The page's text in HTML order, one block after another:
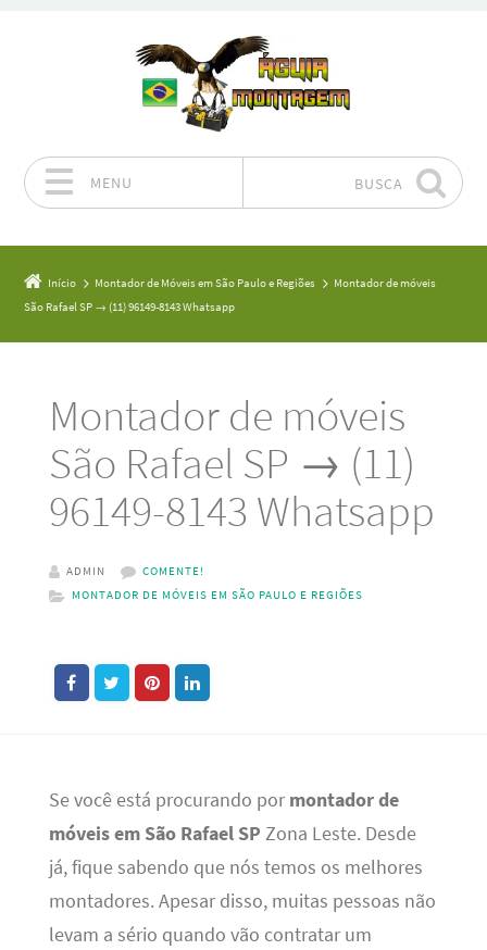
MENU BUSCA
Início Montador de Móveis em São Paulo e Regiões
Montador de móveis
São Rafael SP → (11) 96149-8143 Whatsapp
Montador de móveis
São Rafael SP → (11)
96149-8143 Whatsapp
ADMIN
COMENTE!
MONTADOR DE MÓVEIS EM SÃO PAULO E REGIÕES
Se você está procurando por montador de
móveis em São Rafael SP Zona Leste. Desde
já, fique sabendo que nós temos os melhores
montadores. Apesar disso, muitas pessoas não
levam a sério quando vão contratar um